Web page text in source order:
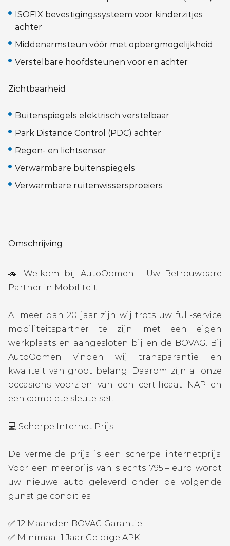
ISOFIX bevestigingssysteem voor kinderzitjes
achter
Middenarmsteun vóór met opbergmogelijkheid
Verstelbare hoofdsteunen voor en achter
Zichtbaarheid
Buitenspiegels elektrisch verstelbaar
Park Distance Control (PDC) achter
Regen- en lichtsensor
Verwarmbare buitenspiegels
Verwarmbare ruitenwissersproeiers
Omschrijving
🚗 Welkom bij AutoOomen - Uw Betrouwbare
Partner in Mobiliteit!
Al meer dan 20 jaar zijn wij trots uw full-service
mobiliteitspartner te zijn, met een eigen
werkplaats en aangesloten bij en de BOVAG. Bij
AutoOomen vinden wij transparantie en
kwaliteit van groot belang. Daarom zijn al onze
occasions voorzien van een certificaat NAP en
een complete sleutelset.
💻 Scherpe Internet Prijs:
De vermelde prijs is een scherpe internetprijs.
Voor een meerprijs van slechts 795,– euro wordt
uw nieuwe auto geleverd onder de volgende
gunstige condities:
✅ 12 Maanden BOVAG Garantie
✅ Minimaal 1 Jaar Geldige APK